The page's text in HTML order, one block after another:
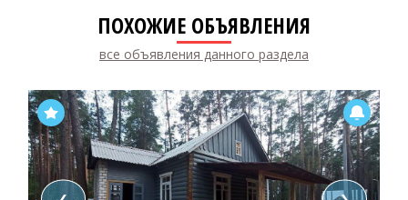
ПОХОЖИЕ ОБЪЯВЛЕНИЯ
все объявления данного раздела